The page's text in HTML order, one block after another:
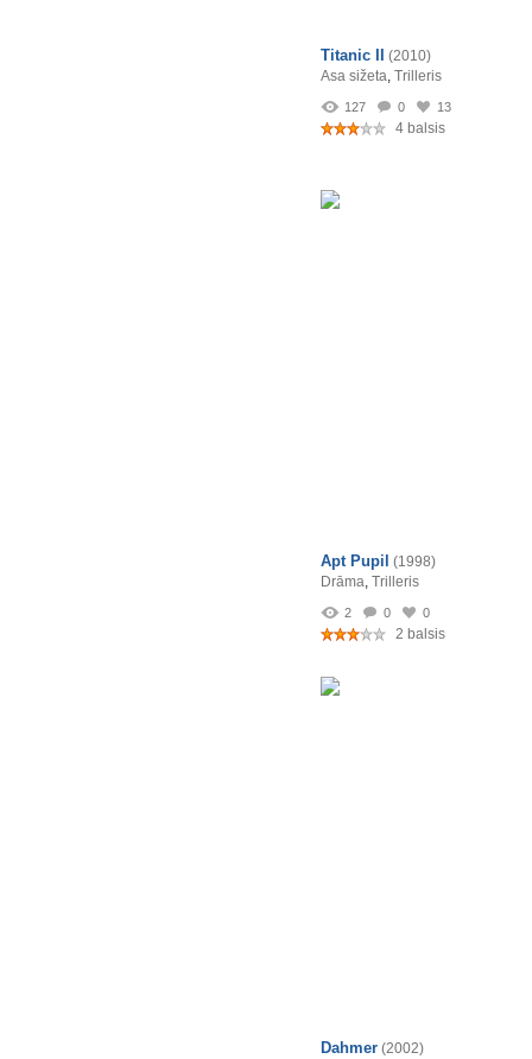
Titanic II
(2010)
Asa sižeta, Trilleris
127 0 13
4 balsis
Apt Pupil (1998)
Drāma, Trilleris
2 0 0
2 balsis
Dahmer (2002)